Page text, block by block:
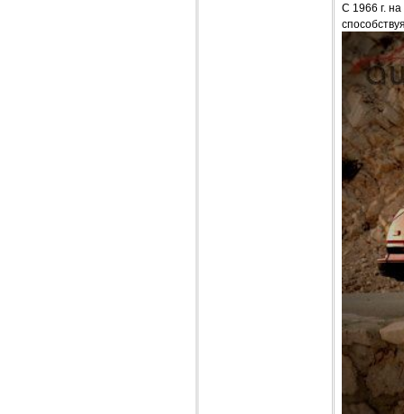
С 1966 г.